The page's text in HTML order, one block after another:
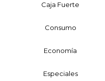
Caja Fuerte
Consumo
Economía
Especiales